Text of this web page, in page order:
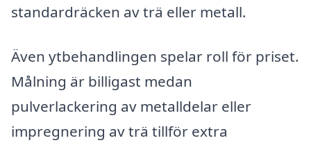
standardräcken av trä eller metall.
Även ytbehandlingen spelar roll för priset.
Målning är billigast medan
pulverlackering av metalldelar eller
impregnering av trä tillför extra